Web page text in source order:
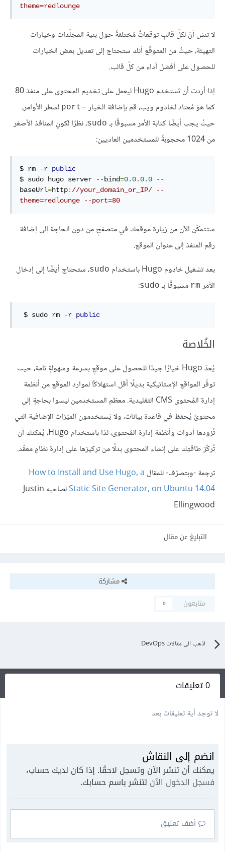
theme=redlounge
لا تنسَ أنّ لكلّ قالبٍ توقعاتٌ مُختلفةُ حول بنية المجلّدات وخيارات
التهيئة، حيثُ من المتوقّع أنك ستحتاج إلى تعديل بعض الخيارات
للحصول على أفضل أداء من كلّ قالب.
إذا أردت أن تَستخدم Hugo ليعمل على تخديم المحتوى على منفذ 80
كما هوَ مُعتاد لخادوم ويب، قم بإضافة الخيار –port
لسطر الأوامر،
حيثُ يجب أيضًا كتابة الأمر مسبوقًا بـ sudo، نظرًا لكونِ المنافذ الأصغر
من 1024 محجوبةً للمستخدمين العاديين:
$ rm -r public
$ sudo hugo server
--bind=0.0.0.0
--
baseUrl=http: //your_domain_or_IP/ --
theme=redlounge --port=80
ستتمكّن الآن من زيارة موقعك في متصفحٍ من دون الحاجة إلى إضافة
رقم المنفذ إلى عنوان الموقع.
بعد تشغيل خادوم Hugo باستخدام
sudo، ستحتاج أيضًا إلى إدخال
الأمر rm مسبوقًا بـ sudo
:
$ sudo rm -r public
الخُلاصة
يُعدّ Hugo خيارًا جيدًا للحصول على موقعٍ بسرعة وسهولةٍ تامة، حيث
توفّر المواقع الإستاتيكية بديلًا أقل استهلاكًا لموارد الموقع من أنظمة
إدارة المُحتوى CMS التقليدية. معظم المستخدمين ليسوا بحاجةٍ إلى
محتوىً يُحفظ في قاعدة بيانات، ولا يَستخدمون الميّزات الإضافية التي
تُزودها أدوات وأنظمة إدارة المُحتوى، لذا باستخدام Hugo، يُمكنك أن
تُركّز طاقتِك على إنشاء المحتوى بدلًا من تركيزها على إدارة نظامٍ معقّد.
ترجمة -وبتصرّف- للمقال How to Install and Use Hugo, a
Static Site Generator, on Ubuntu 14.04
لصاحبه Justin
Ellingwood
التبليغ عن مقال
مشاركة
متابعون
0
اذهب الى مقالات DevOps
0 تعليقات
لا توجد أية تعليقات بعد
انضم إلى النقاش
يمكنك أن تنشر الآن وتسجل لاحقًا. إذا كان لديك حساب،
فسجل الدخول الآن لتنشر باسم حسابك.
أضف تعليق